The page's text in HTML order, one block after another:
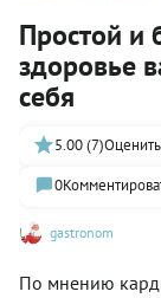
Простой и
здоровье
себя
gastronom
5.00 (7)Оценить
0
По мнению